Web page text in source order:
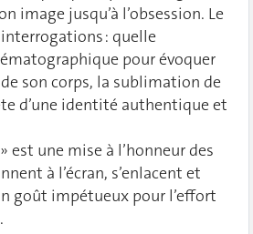
image jusqu’à l’obsession. Le
interrogations : quelle
pour évoquer
son corps, la sublimation de
d’une identité authentique et
» est une mise à l’honneur des
à l’écran, s’enlacent et
goût impétueux pour l’effort